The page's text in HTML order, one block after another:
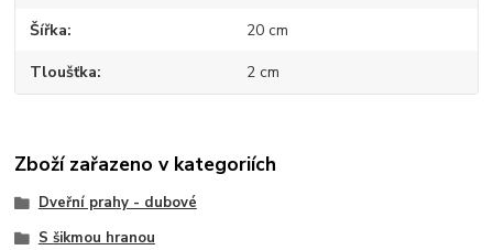
Šířka 20 cm
Tloušťka 2 cm
Zboží zařazeno v kategoriích
Dveřní prahy - dubové
S šikmou hranou